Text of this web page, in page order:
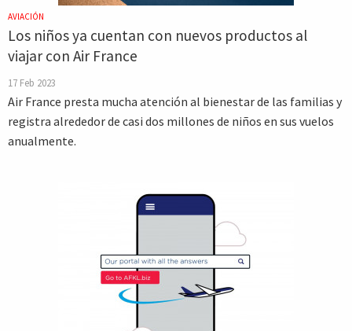
AVIACIÓN
Los niños ya cuentan con nuevos productos al
viajar con Air France
17 Feb 2023
Air France presta mucha atención al bienestar de las familias y
registra alrededor de casi dos millones de niños en sus vuelos
anualmente.